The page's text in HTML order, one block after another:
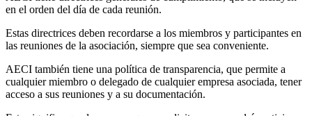
en el orden del día de cada reunión.
Estas directrices deben recordarse a los miembros y participantes en
las reuniones de la asociación, siempre que sea conveniente.
AECI también tiene una política de transparencia, que permite a
cualquier miembro o delegado de cualquier empresa asociada, tener
acceso a sus reuniones y a su documentación.